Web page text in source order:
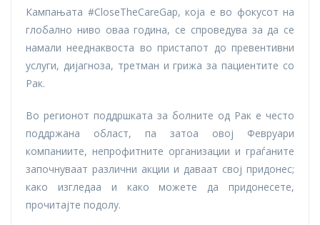
Кампањата #CloseTheCareGap, која е во фокусот на
глобално ниво оваа година, се спроведува за да се
намали нееднаквоста во пристапот до превентивни
услуги, дијагноза, третман и грижа за пациентите со
Рак.
Во регионот поддршката за болните од Рак е често
поддржана област, па затоа овој Февруари
компаниите, непрофитните организации и граѓаните
започнуваат различни акции и даваат свој придонес;
како изгледаа и како можете да придонесете,
прочитајте подолу.